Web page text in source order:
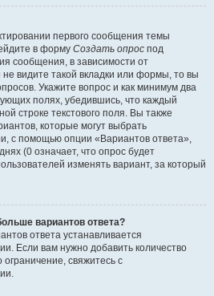
первого сообщения темы
в форму Создать опрос под
сообщения, в зависимости от
не видите такой вкладки или формы, то вы
Укажите вопрос и как минимум два
полях, убедившись, что каждый
строке текстового поля. Вы также
которые могут выбрать
с помощью опции «Вариантов ответа»,
(0 означает, что опрос будет
изменять вариант, за который
вариантов ответа?
ответа устанавливается
Если вам нужно добавить количество
свяжитесь с